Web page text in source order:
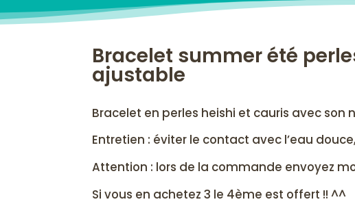
Bracelet summer été
ajustable
Bracelet en perles heishi et cauris avec
Entretien : éviter le contact avec l’eau
Attention : lors de la commande envoyez
Si vous en achetez 3 le 4ème est offert !! ^^